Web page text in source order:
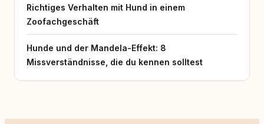
Richtiges Verhalten mit Hund in einem
Zoofachgeschäft
Hunde und der Mandela-Effekt: 8
Missverständnisse, die du kennen solltest